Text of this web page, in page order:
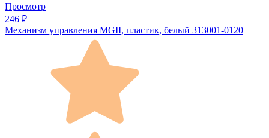
Просмотр
246 ₽
Механизм управления MGII, пластик, белый 313001-0120